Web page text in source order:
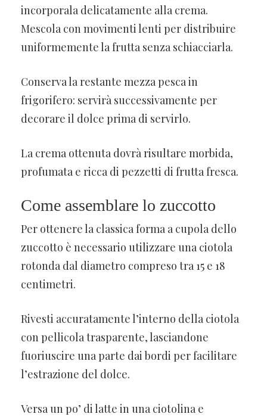
incorporala delicatamente alla crema.
Mescola con movimenti lenti per distribuire
uniformemente la frutta senza schiacciarla.
Conserva la restante mezza pesca in
frigorifero: servirà successivamente per
decorare il dolce prima di servirlo.
La crema ottenuta dovrà risultare morbida,
profumata e ricca di pezzetti di frutta fresca.
Come assemblare lo zuccotto
Per ottenere la classica forma a cupola dello
zuccotto è necessario utilizzare una ciotola
rotonda dal diametro compreso tra 15 e 18
centimetri.
Rivesti accuratamente l’interno della ciotola
con pellicola trasparente, lasciandone
fuoriuscire una parte dai bordi per facilitare
l’estrazione del dolce.
Versa un po’ di latte in una ciotolina e